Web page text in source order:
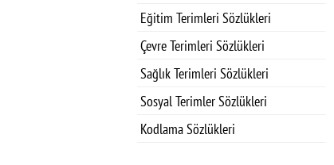
Eğitim Terimleri Sözlükleri
Çevre Terimleri Sözlükleri
Sağlık Terimleri Sözlükleri
Sosyal Terimler Sözlükleri
Kodlama Sözlükleri